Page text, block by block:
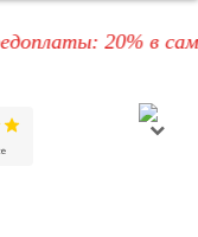
20% в